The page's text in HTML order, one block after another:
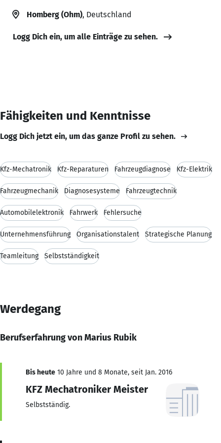
Homberg (Ohm), Deutschland
Logg Dich ein, um alle Einträge zu sehen.
Fähigkeiten und Kenntnisse
Logg Dich jetzt ein, um das ganze Profil zu sehen.
Kfz-Mechatronik Kfz-Reparaturen Fahrzeugdiagnose Kfz-Elektrik
Fahrzeugmechanik Diagnosesysteme Fahrzeugtechnik
Automobilelektronik Fahrwerk Fehlersuche
Unternehmensführung Organisationstalent Strategische Planung
Teamleitung Selbstständigkeit
Werdegang
Berufserfahrung von Marius Rubik
Bis heute 10 Jahre und 8 Monate, seit Jan. 2016
KFZ Mechatroniker Meister
Selbstständig.